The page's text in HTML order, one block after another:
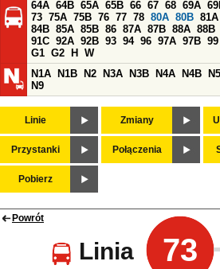
64A 64B 65A 65B 66 67 68 69A
73 75A 75B 76 77 78 80A 80B 81A
84B 85A 85B 86 87A 87B 88A 88B
91C 92A 92B 93 94 96 97A 97B 99
G1 G2 H
W
N1A
N1B N2 N3A N3B N4A N4B
N9
Linie Zmiany
Przystanki Połączenia
Pobierz
Powrót
Linia 73